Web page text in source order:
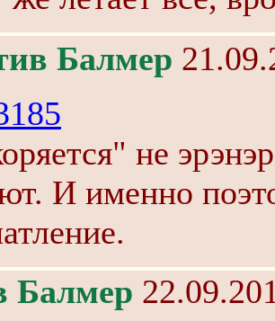
Балмер
не
И именно
Балмер